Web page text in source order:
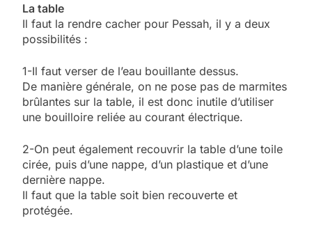
La table
Il faut la rendre cacher pour Pessah, il y a deux
possibilités :
1-Il faut verser de l’eau bouillante dessus.
De manière générale, on ne pose pas de marmites
brûlantes sur la table, il est donc inutile d’utiliser
une bouilloire reliée au courant électrique.
2-On peut également recouvrir la table d’une toile
cirée, puis d’une nappe, d’un plastique et d’une
dernière nappe.
Il faut que la table soit bien recouverte et
protégée.